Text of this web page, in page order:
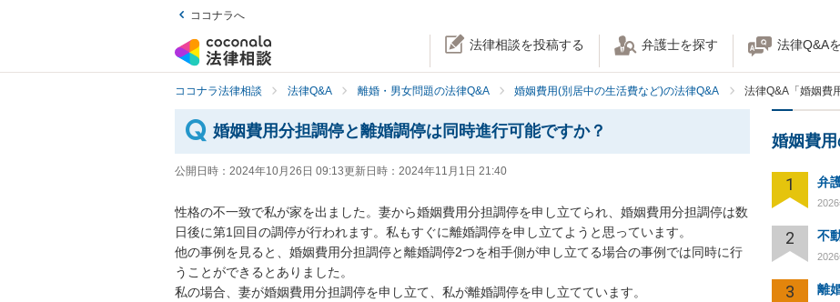
ココナラへ
法律相談を投稿する 弁護士を探す 法律Q&A
ココナラ法律相談 法律Q&A 離婚・男女問題の法律Q&A 婚姻費用(別居中の生活費など)の法律Q&A 法律Q&A「婚姻費
婚姻費用分担調停と離婚調停は同時進行可能ですか？
公開日時： 2024年10月26日 09:13更新日時： 2024年11月1日 21:40
性格の不一致で私が家を出ました。妻から婚姻費用分担調停を申し立てられ、婚姻費用分担調停は数
日後に第1回目の調停が行われます。私もすぐに離婚調停を申し立てようと思っています。
他の事例を見ると、婚姻費用分担調停と離婚調停2つを相手側が申し立てる場合の事例では同時に行
うことができるとありました。
私の場合、妻が婚姻費用分担調停を申し立て、私が離婚調停を申し立てています。
婚姻費
1
2 不
3